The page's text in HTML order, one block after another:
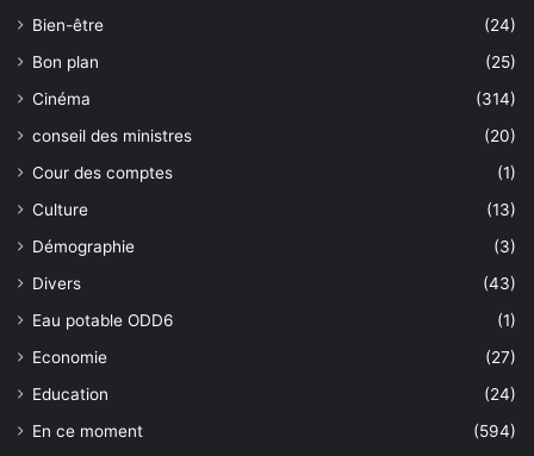
Bien-être
(24)
Bon plan
(25)
Cinéma
(314)
conseil des ministres
(20)
Cour des comptes
(1)
Culture
(13)
Démographie
(3)
Divers
(43)
Eau potable ODD6
(1)
Economie
(27)
Education
(24)
En ce moment
(594)